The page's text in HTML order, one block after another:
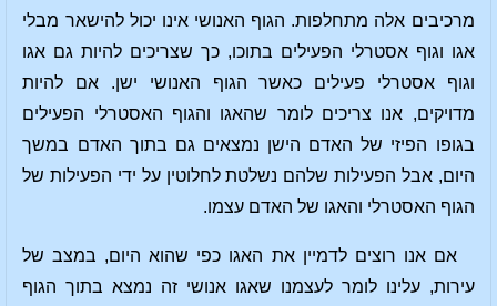
מרכיבים אלה מתחלפות. הגוף האנושי אינו יכול להישאר מבלי
אגו וגוף אסטרלי הפעילים בתוכו, כך שצריכים להיות גם אגו
וגוף אסטרלי פעילים כאשר הגוף האנושי ישן. אם להיות
מדויקים, אנו צריכים לומר שהאגו והגוף האסטרלי הפעילים
בגופו הפיזי של האדם הישן נמצאים גם בתוך האדם במשך
היום, אבל הפעילות שלהם נשלטת לחלוטין על ידי הפעילות של
הגוף האסטרלי והאגו של האדם עצמו.
אם אנו רוצים לדמיין את האגו כפי שהוא היום, במצב של
עירות, עלינו לומר לעצמנו שאגו אנושי זה נמצא בתוך הגוף